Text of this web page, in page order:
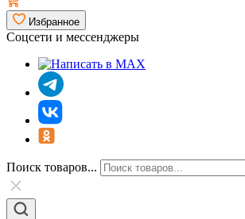
Избранное
Соцсети и мессенджеры
Поиск товаров...